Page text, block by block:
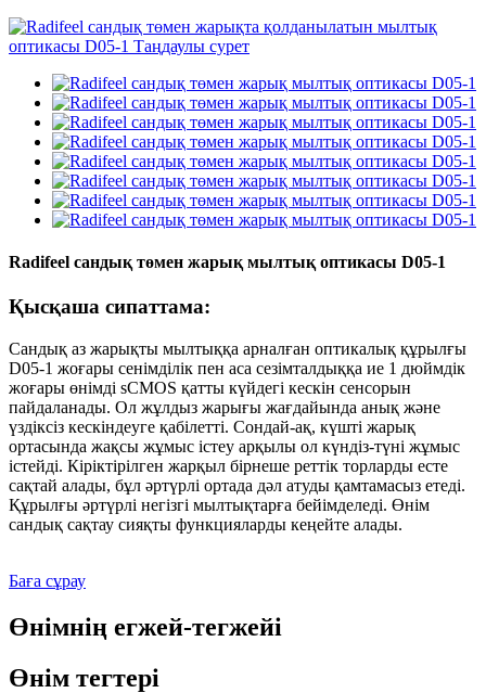
Radifeel сандық төмен жарық мылтық оптикасы D05-1
Қысқаша сипаттама:
Сандық аз жарықты мылтыққа арналған оптикалық құрылғы
D05-1 жоғары сенімділік пен аса сезімталдыққа ие 1 дюймдік
жоғары өнімді sCMOS қатты күйдегі кескін сенсорын
пайдаланады. Ол жұлдыз жарығы жағдайында анық және
үздіксіз кескіндеуге қабілетті. Сондай-ақ, күшті жарық
ортасында жақсы жұмыс істеу арқылы ол күндіз-түні жұмыс
істейді. Кіріктірілген жарқыл бірнеше реттік торларды есте
сақтай алады, бұл әртүрлі ортада дәл атуды қамтамасыз етеді.
Құрылғы әртүрлі негізгі мылтықтарға бейімделеді. Өнім
сандық сақтау сияқты функцияларды кеңейте алады.
Баға сұрау
Өнімнің егжей-тегжейі
Өнім тегтері